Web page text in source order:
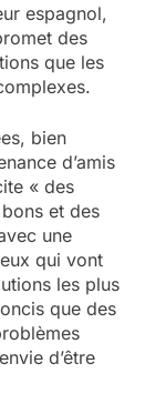
espagnol,
des
que les
bien
d’amis
« des
et des
une
qui vont
les plus
que des
d’être